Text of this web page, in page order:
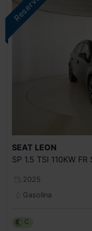
SEAT LEON
SP 1.5 TSI 110KW
2025
Gasolina
C